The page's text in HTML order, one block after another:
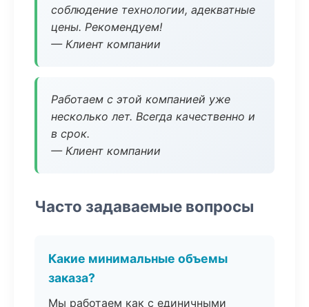
соблюдение технологии, адекватные
цены. Рекомендуем!
— Клиент компании
Работаем с этой компанией уже
несколько лет. Всегда качественно и
в срок.
— Клиент компании
Часто задаваемые вопросы
Какие минимальные объемы
заказа?
Мы работаем как с единичными